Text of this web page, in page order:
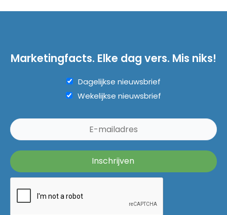
Marketingfacts. Elke dag vers. Mis niks!
Dagelijkse nieuwsbrief
Wekelijkse nieuwsbrief